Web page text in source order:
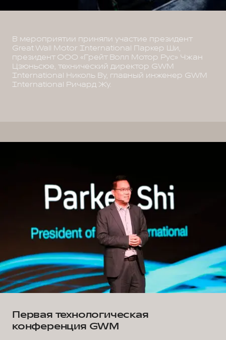
В мероприятии приняли участие президент
Great Wall Motor International Паркер Ши,
президент ООО «Грейт Волл Мотор Рус» Чжан
Цзюньсюе, технический директор GWM
International Николь Ву, главный инженер GWM
International Ричард Жу.
Первая технологическая
конференция GWM